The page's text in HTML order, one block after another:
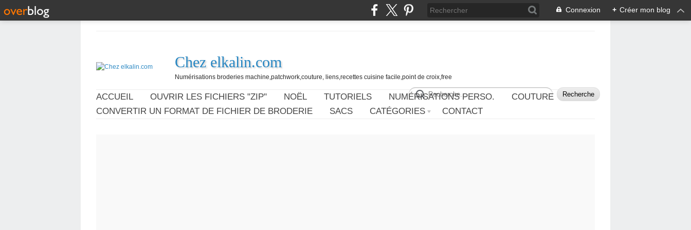
Connexion + Créer mon blog
Chez elkalin.com
Numérisations broderies machine,patchwork,couture, liens,recettes cuisine facile,point de croix,free
ACCUEIL OUVRIR LES FICHIERS "ZIP" NOËL TUTORIELS NUMÉRISATIONS PERSO.
COUTURE
CONVERTIR UN FORMAT DE FICHIER DE BRODERIE
SACS CATÉGORIES CONTACT